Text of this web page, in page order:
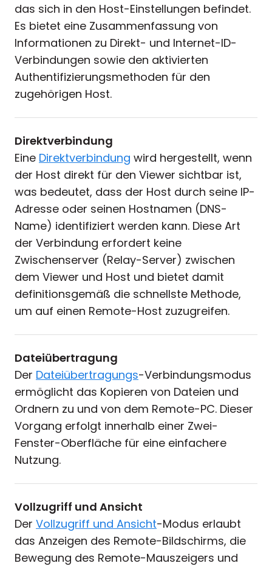
das sich in den Host-Einstellungen befindet.
Es bietet eine Zusammenfassung von
Informationen zu Direkt- und Internet-ID-
Verbindungen sowie den aktivierten
Authentifizierungsmethoden für den
zugehörigen Host.
Direktverbindung
Eine Direktverbindung wird hergestellt, wenn
der Host direkt für den Viewer sichtbar ist,
was bedeutet, dass der Host durch seine IP-
Adresse oder seinen Hostnamen (DNS-
Name) identifiziert werden kann. Diese Art
der Verbindung erfordert keine
Zwischenserver (Relay-Server) zwischen
dem Viewer und Host und bietet damit
definitionsgemäß die schnellste Methode,
um auf einen Remote-Host zuzugreifen.
Dateiübertragung
Der Dateiübertragungs-Verbindungsmodus
ermöglicht das Kopieren von Dateien und
Ordnern zu und von dem Remote-PC. Dieser
Vorgang erfolgt innerhalb einer Zwei-
Fenster-Oberfläche für eine einfachere
Nutzung.
Vollzugriff und Ansicht
Der Vollzugriff und Ansicht-Modus erlaubt
das Anzeigen des Remote-Bildschirms, die
Bewegung des Remote-Mauszeigers und